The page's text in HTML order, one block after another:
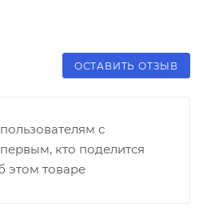
ОСТАВИТЬ ОТЗЫВ
с
кто поделится
этом товаре